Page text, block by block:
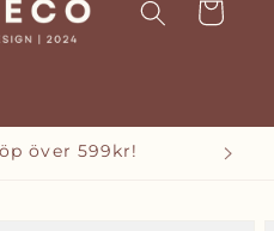
Varukorg
över 599kr!